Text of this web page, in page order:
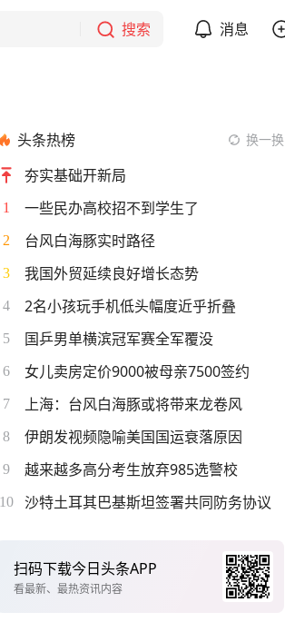
搜索 消息
头条热榜 换一换
夯实基础开新局
1 一些民办高校招不到学生了
2 台风白海豚实时路径
3 我国外贸延续良好增长态势
4 2名小孩玩手机低头幅度近乎折叠
5 国乒男单横滨冠军赛全军覆没
6 女儿卖房定价9000被母亲7500签约
7 上海：台风白海豚或将带来龙卷风
8 伊朗发视频隐喻美国国运衰落原因
9 越来越多高分考生放弃985选警校
10 沙特土耳其巴基斯坦签署共同防务协议
扫码下载今日头条APP
看最新、最热资讯内容